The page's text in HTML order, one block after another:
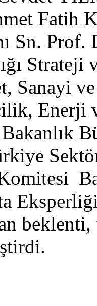
Fatih
Sn.
Strateji
Sanayi
Enerji